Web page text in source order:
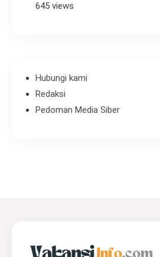
645 views
Hubungi kami
Redaksi
Pedoman Media Siber